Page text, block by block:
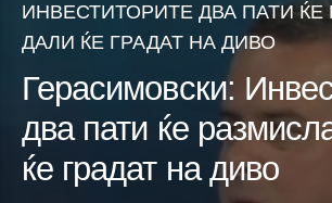
ИНВЕСТИТОРИТЕ ДВА ПАТИ ЌЕ
ДАЛИ ЌЕ ГРАДАТ НА ДИВО
Герасимовски:
два пати ќе
ќе градат на диво